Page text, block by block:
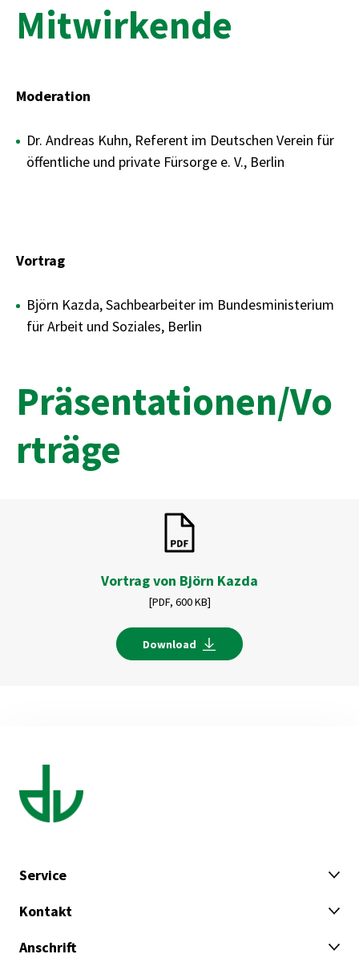
Mitwirkende
Moderation
Dr. Andreas Kuhn, Referent im Deutschen Verein für
öffentliche und private Fürsorge e. V., Berlin
Vortrag
Björn Kazda, Sachbearbeiter im Bundesministerium
für Arbeit und Soziales, Berlin
Präsentationen/Vo
rträge
Vortrag von Björn Kazda
[PDF, 600 KB]
Download
Service
Kontakt
Anschrift